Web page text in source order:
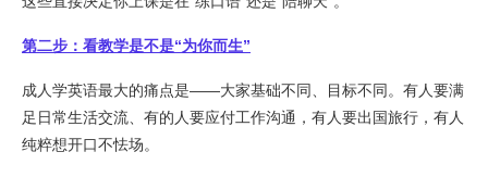
第二步：看教学是不是“为你而生”
成人学英语最大的痛点是——大家基础不同、目标不同。有人要满
足日常生活交流、有的人要应付工作沟通，有人要出国旅行，有人
纯粹想开口不怯场。